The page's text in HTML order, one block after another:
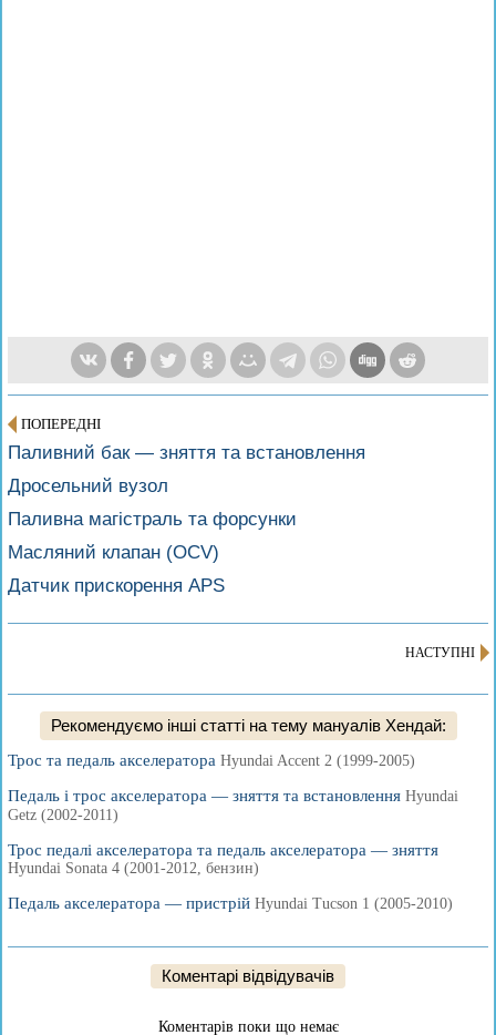
ПОПЕРЕДНІ
Паливний бак — зняття та встановлення
Дросельний вузол
Паливна магістраль та форсунки
Масляний клапан (OCV)
Датчик прискорення APS
НАСТУПНІ
Рекомендуємо інші статті на тему мануалів Хендай:
Трос та педаль акселератора Hyundai Accent 2 (1999-2005)
Педаль і трос акселератора — зняття та встановлення Hyundai
Getz (2002-2011)
Трос педалі акселератора та педаль акселератора — зняття
Hyundai Sonata 4 (2001-2012, бензин)
Педаль акселератора — пристрій Hyundai Tucson 1 (2005-2010)
Коментарі відвідувачів
Коментарів поки що немає